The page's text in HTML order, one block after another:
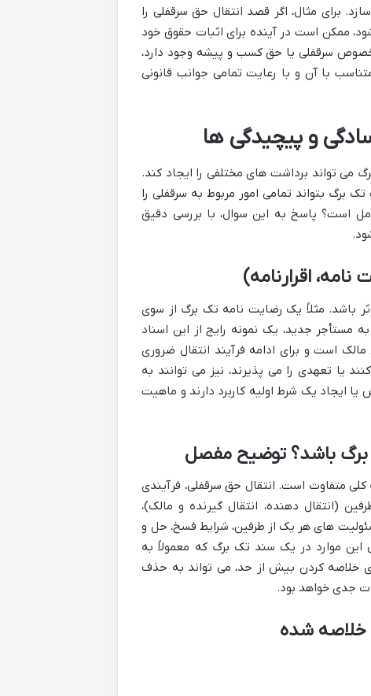
برای مثال، اگر قصد انتقال حق سرقفلی را
ممکن است در آینده برای اثبات حقوق خود
خصوص سرقفلی یا حق کسب و پیشه وجود دارد،
با آن و با رعایت تمامی جوانب قانونی
و پیچیدگی ها
می تواند برداشت های مختلفی را ایجاد کند.
بتواند تمامی امور مربوط به سرقفلی را
است؟ پاسخ به این سوال، با بررسی دقیق
اقرارنامه)
باشد. مثلاً یک رضایت نامه تک برگ از سوی
مستأجر جدید، یک نمونه رایج از این اسناد
است و برای ادامه فرآیند انتقال ضروری
یا تعهدی را می پذیرند، نیز می توانند به
ایجاد یک شرط اولیه کاربرد دارند و ماهیت
برگ باشد؟ توضیح مفصل
متفاوت است. انتقال حق سرقفلی، فرآیندی
(انتقال دهنده، انتقال گیرنده و مالک)،
های هر یک از طرفین، شرایط فسخ، حل و
موارد در یک سند تک برگ که معمولاً به
خلاصه کردن بیش از حد، می تواند به حذف
جدی خواهد بود.
خلاصه شده